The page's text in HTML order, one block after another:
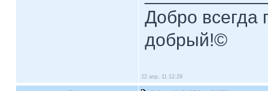
Добро всегда
добрый!©
22 апр, 11 12:29